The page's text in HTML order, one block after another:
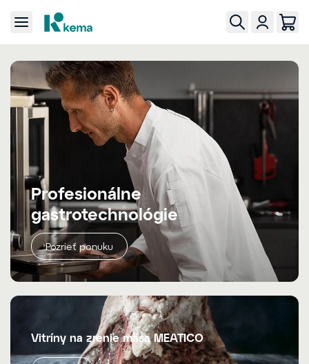
Profesionálne
gastrotechnológie
Pozrieť ponuku
Vitríny na zrenie mäsa MEATICO